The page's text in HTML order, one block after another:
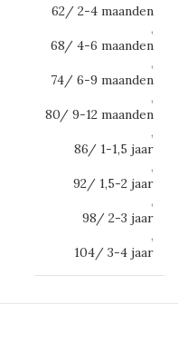
62/ 2-4 maanden
,
68/ 4-6 maanden
,
74/ 6-9 maanden
,
80/ 9-12 maanden
,
86/ 1-1,5 jaar
,
92/ 1,5-2 jaar
,
98/ 2-3 jaar
,
104/ 3-4 jaar